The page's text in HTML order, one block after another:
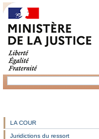
LA COUR
Juridictions du ressort